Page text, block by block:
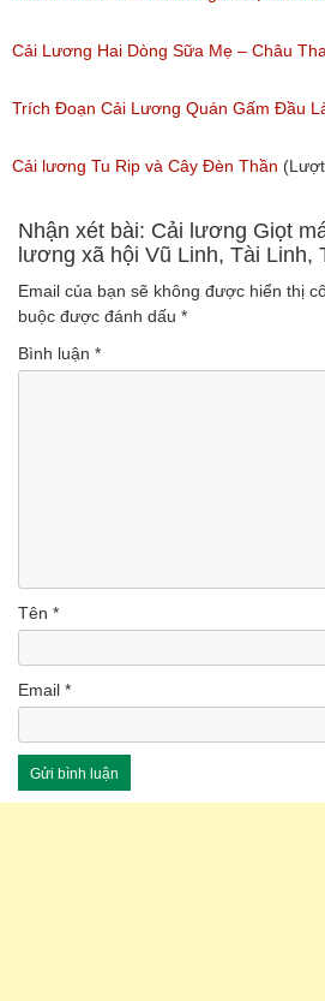
Ngân, NSƯT Vũ Linh
(Lượt nghe: 191)
Cải Lương Hai Dòng Sữa Mẹ – Châu
Minh Vương, Linh Vương, Phương Hồng
(Lượt nghe: 609)
Trích Đoạn Cải Lương Quán Gấm Đầu
(Lượt nghe: 285)
Cải lương Tu Rip và Cây Đèn Thần
Nhận xét bài: Cải lương Giọt
lương xã hội Vũ Linh, Tài Linh,
Email của bạn sẽ không được hiển thị
buộc được đánh dấu *
Bình luận *
Tên *
Email *